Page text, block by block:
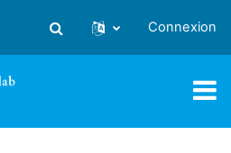
Activer/désactiver la saisie
Connexion